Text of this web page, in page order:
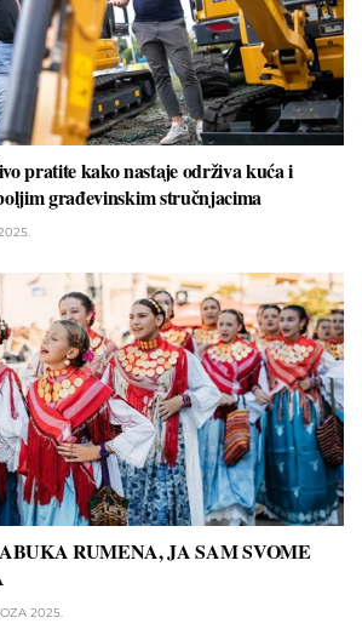
pratite kako nastaje održiva kuća i
građevinskim stručnjacima
RUMENA, JA SAM SVOME
2025.